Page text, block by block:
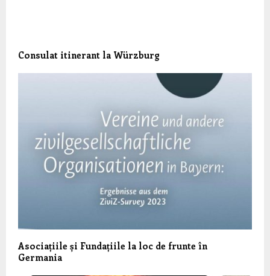
Consulat itinerant la Würzburg
Asociațiile și Fundațiile la loc de frunte în
Germania